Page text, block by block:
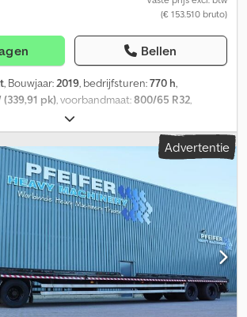
(€ 153.510 bruto)
Bellen
, Bouwjaar: 2019, bedrijfsturen:770 h,
(339,91 pk) , voorbandmaat:800/65 R32
, werkbreedte:
65 R24, Uitrusting:cabine, gewassensnijder,
(voor): 800/65 R32, banden (achter): 540/65
trommel-/rotoruren: 460, aantal schudders:
Djdpfsznqt Uex Ab Ujkr Aantal schudders: 5
Verliesmeting snijbalk en snijbalkwagen
verzoek van de klant) Locatie: bij de klant
Advertentie